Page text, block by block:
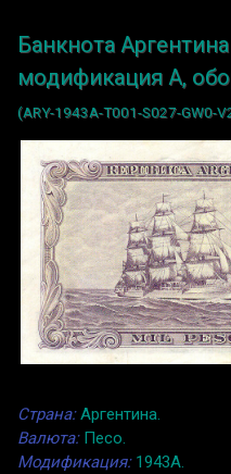
Банкнота
модификация A,
(ARY-1943A-T001-S027-GW0-
Страна:Аргентина.
Валюта:Песо.
Модификация:1943A.